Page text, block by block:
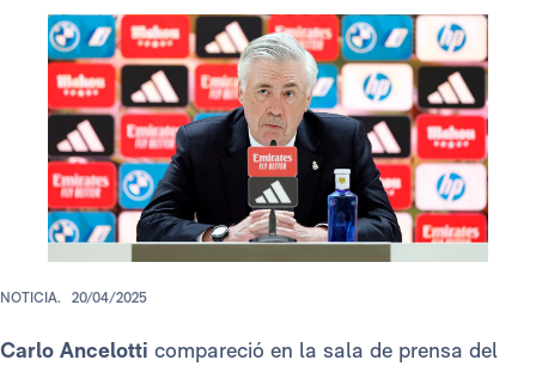
NOTICIA. 20/04/2025
Carlo Ancelotti compareció en la sala de prensa del